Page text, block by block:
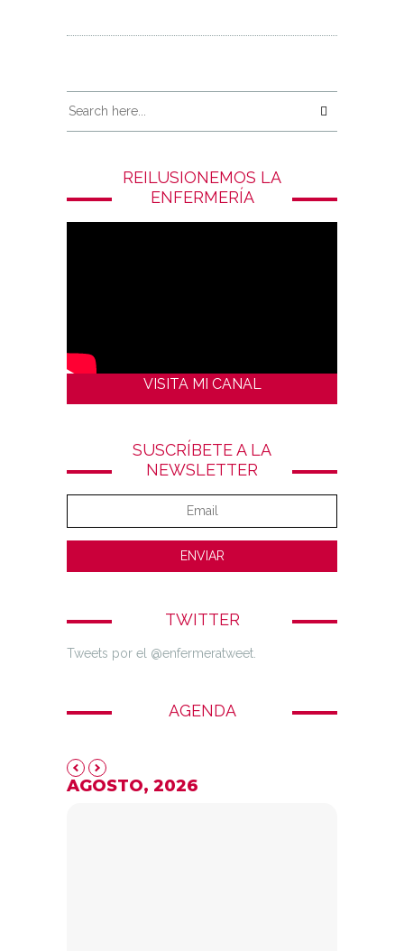
REILUSIONEMOS LA
ENFERMERÍA
VISITA MI CANAL
SUSCRÍBETE A LA
NEWSLETTER
TWITTER
Tweets por el @enfermeratweet.
AGENDA
AGOSTO, 2026